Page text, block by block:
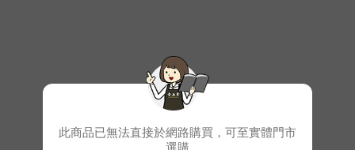
此商品已無法直接於網路購買，可至實體門市
選購